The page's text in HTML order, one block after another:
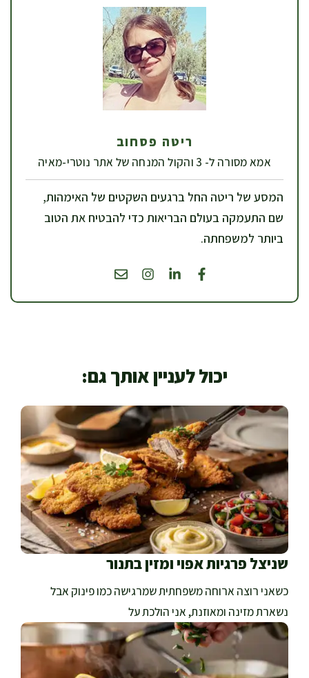
ריטה פסחוב
אמא מסורה ל- 3 והקול המנחה של אתר נוטרי-מאיה
המסע של ריטה החל ברגעים השקטים של האימהות,
שם התעמקה בעולם הבריאות כדי להבטיח את הטוב
ביותר למשפחתה.
יכול לעניין אותך גם:
שניצל פרגיות אפוי ומזין בתנור
כשאני רוצה ארוחה משפחתית שמרגישה כמו פינוק אבל
נשארת מזינה ומאוזנת, אני הולכת על